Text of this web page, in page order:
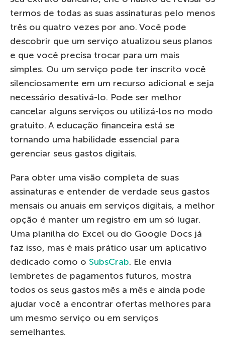
termos de todas as suas assinaturas pelo menos
três ou quatro vezes por ano. Você pode
descobrir que um serviço atualizou seus planos
e que você precisa trocar para um mais
simples. Ou um serviço pode ter inscrito você
silenciosamente em um recurso adicional e seja
necessário desativá-lo. Pode ser melhor
cancelar alguns serviços ou utilizá-los no modo
gratuito. A educação financeira está se
tornando uma habilidade essencial para
gerenciar seus gastos digitais.
Para obter uma visão completa de suas
assinaturas e entender de verdade seus gastos
mensais ou anuais em serviços digitais, a melhor
opção é manter um registro em um só lugar.
Uma planilha do Excel ou do Google Docs já
faz isso, mas é mais prático usar um aplicativo
dedicado como o SubsCrab. Ele envia
lembretes de pagamentos futuros, mostra
todos os seus gastos mês a mês e ainda pode
ajudar você a encontrar ofertas melhores para
um mesmo serviço ou em serviços
semelhantes.